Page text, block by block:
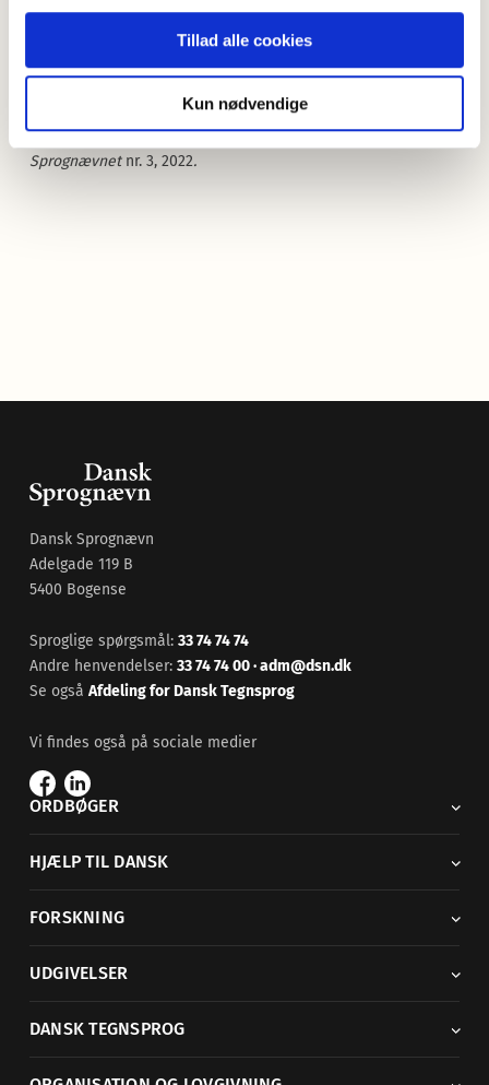
Tillad alle cookies
Kun nødvendige
Det Konservative Folkepartis officielle Instagramprofil
Journal of Language Works vol. 5 no. 2.
Jensen, Johanne Niclasen (2020).Ord uden kød på – Om
navne på køderstatningsprodukter i dansk.Nyt fra
Sprognævnet nr. 3, 2022.
Dansk Sprognævn
Adelgade 119 B
5400 Bogense
Sproglige spørgsmål: 33 74 74 74
Andre henvendelser: 33 74 74 00·adm@dsn.dk
Se også Afdeling for Dansk Tegnsprog
Vi findes også på sociale medier
ORDBØGER
HJÆLP TIL DANSK
FORSKNING
UDGIVELSER
DANSK TEGNSPROG